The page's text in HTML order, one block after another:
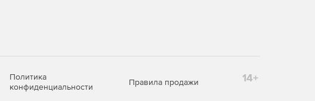
Политика
конфиденциальности
Правила продажи 14+